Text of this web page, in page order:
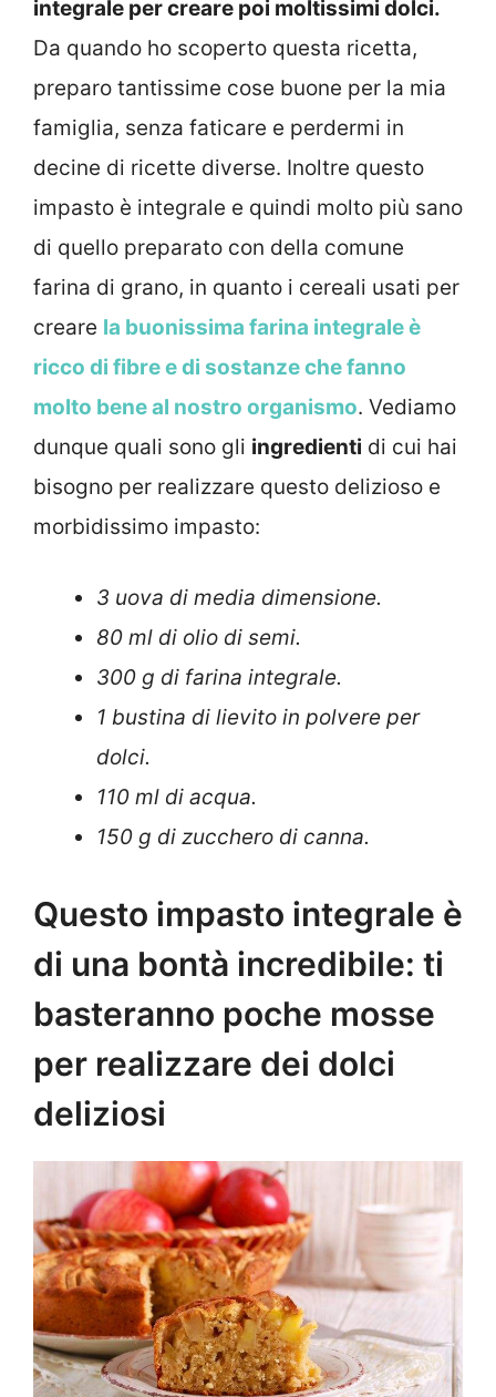
integrale per creare poi moltissimi dolci.
Da quando ho scoperto questa ricetta,
preparo tantissime cose buone per la mia
famiglia, senza faticare e perdermi in
decine di ricette diverse. Inoltre questo
impasto è integrale e quindi molto più sano
di quello preparato con della comune
farina di grano, in quanto i cereali usati per
creare la buonissima farina integrale è
ricco di fibre e di sostanze che fanno
molto bene al nostro organismo. Vediamo
dunque quali sono gli ingredienti di cui hai
bisogno per realizzare questo delizioso e
morbidissimo impasto:
3 uova di media dimensione.
80 ml di olio di semi.
300 g di farina integrale.
1 bustina di lievito in polvere per
dolci.
110 ml di acqua.
150 g di zucchero di canna.
Questo impasto integrale è
di una bontà incredibile: ti
basteranno poche mosse
per realizzare dei dolci
deliziosi